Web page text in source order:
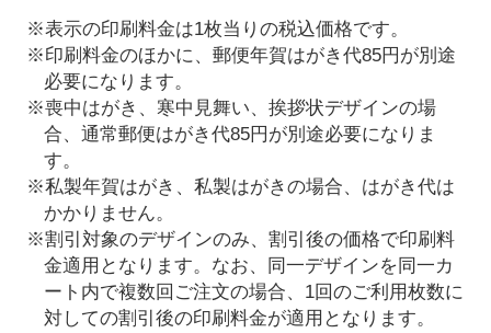
※表示の印刷料金は1枚当りの税込価格です。
※印刷料金のほかに、郵便年賀はがき代85円が別途
必要になります。
※喪中はがき、寒中見舞い、挨拶状デザインの場
合、通常郵便はがき代85円が別途必要になりま
す。
※私製年賀はがき、私製はがきの場合、はがき代は
かかりません。
※割引対象のデザインのみ、割引後の価格で印刷料
金適用となります。なお、同一デザインを同一カ
ート内で複数回ご注文の場合、1回のご利用枚数に
対しての割引後の印刷料金が適用となります。